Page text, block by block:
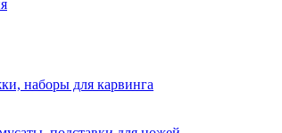
наборы для карвинга